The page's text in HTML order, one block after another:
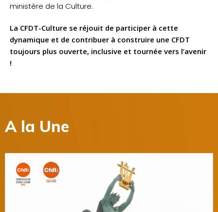
ministère de la Culture.
La CFDT-Culture se réjouit de participer à cette
dynamique et de contribuer à construire une CFDT
toujours plus ouverte, inclusive et tournée vers l’avenir
!
A la Une